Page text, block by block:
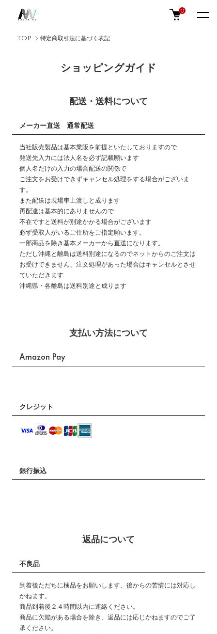
0
TOP 特定商取引法に基づく表記
ショッピングガイド
配送・送料について
メーカー直送 通常配送
当社販売製品は基本業販を前提といたしておりますので
発送先入力には法人名を必ず記載願います
個人名だけの入力の場合配送の関係で
ご注文をお受けできずキャンセル処理をする場合がございま
す。
また配送は現場車上渡しと成ります
再配達は基本的にありませんので
不在ですと送料が別途かかる場合がございます
必ず受取人がいるご住所をご指定願います。
一部商品を除き基本メーカーから直送になります。
ただし沖縄と離島は送料別途になるのでネットからのご注文は
お受けできません、注文処理があった場合はキャンセルとさせ
ていただきます
沖縄県・各離島は送料別途と成ります
支払い方法について
Amazon Pay
クレジット
銀行振込
返品について
不良品
到着後ただちに検品をお願いします、後からの苦情には対応し
かねます。
商品到着後２４時間以内に連絡ください。
商品に欠陥がある場合を除き、返品には応じかねますのでご了
承ください。